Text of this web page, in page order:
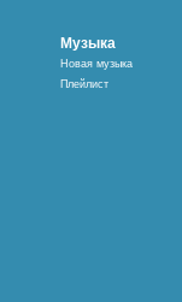
Музыка
Новая музыка
Плейлист